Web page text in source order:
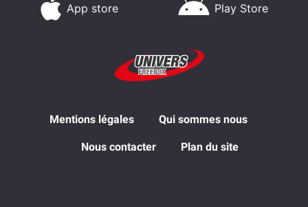
App store Play Store
Mentions légales Qui sommes nous
Nous contacter Plan du site